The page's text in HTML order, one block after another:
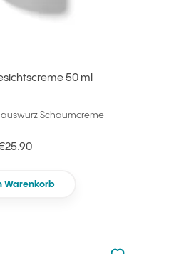
50 ml
Schaumcreme
Warenkorb
zu den